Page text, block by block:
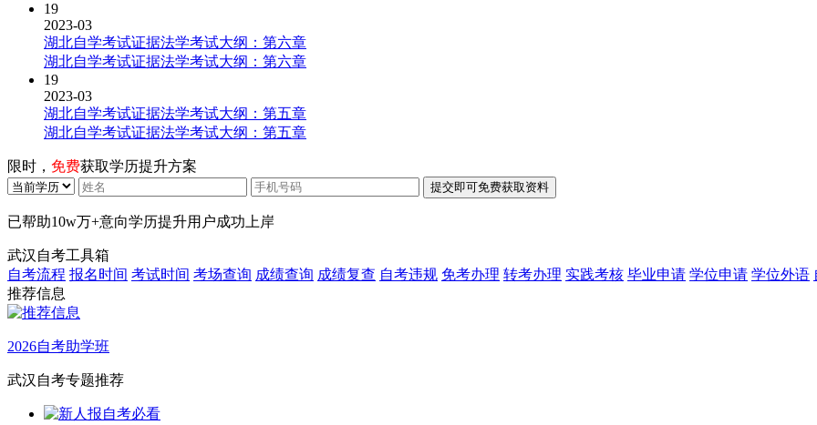
19
2023-03
湖北自学考试证据法学考试大纲：第六章
湖北自学考试证据法学考试大纲：第六章
19
2023-03
湖北自学考试证据法学考试大纲：第五章
湖北自学考试证据法学考试大纲：第五章
限时， 免费获取学历提升方案
已帮助10w万+意向学历提升用户成功上岸
武汉自考工具箱
自考流程 报名时间 考试时间 考场查询 成绩查询 成绩复查 自考违规 免考办理 转考办理 实践考核 毕业申请 学位申请 学位外语
推荐信息
2026自考助学班
武汉自考专题推荐